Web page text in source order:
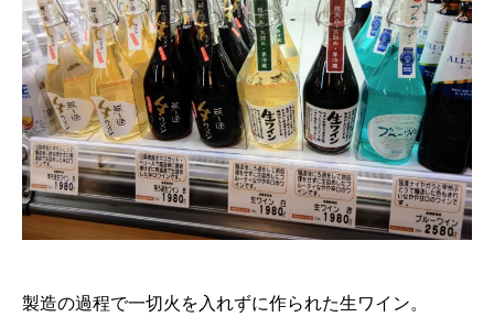
製造の過程で一切火を入れずに作られた生ワイン。